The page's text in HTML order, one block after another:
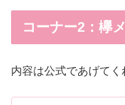
コーナー2：欅
内容は公式であげてく